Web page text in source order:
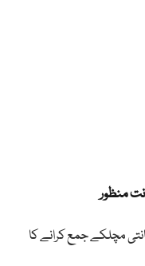
منظور
مچلکے جمع کرانے کا